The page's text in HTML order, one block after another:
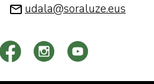
udala@soraluze.eus